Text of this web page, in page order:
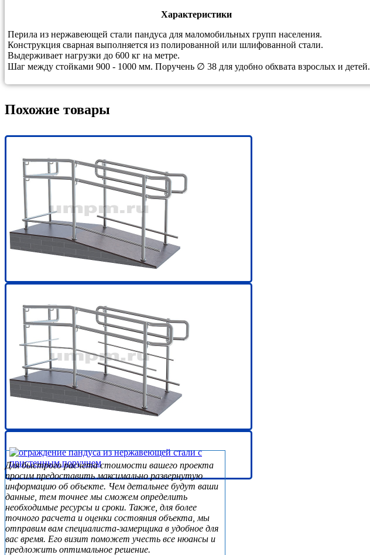
Характеристики
Перила из нержавеющей стали пандуса для маломобильных групп населения.
Конструкция сварная выполняется из полированной или шлифованной стали.
Выдерживает нагрузки до 600 кг на метре.
Шаг между стойками 900 - 1000 мм. Поручень ∅ 38 для удобно обхвата взрослых и детей.
Похожие товары
Subsidiary
Sidebar
Для быстрого расчета стоимости вашего проекта
просим предоставить максимально развернутую
информацию об объекте. Чем детальнее будут ваши
данные, тем точнее мы сможем определить
необходимые ресурсы и сроки. Также, для более
точного расчета и оценки состояния объекта, мы
отправим вам специалиста-замерщика в удобное для
вас время. Его визит поможет учесть все нюансы и
предложить оптимальное решение.